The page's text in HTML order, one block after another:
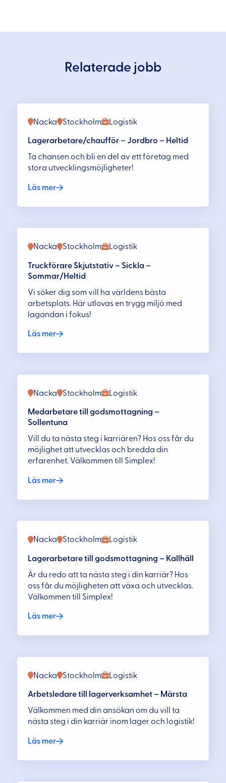
Relaterade jobb
Logistik
Nacka Stockholm
Lagerarbetare/chaufför – Jordbro – Heltid
Ta chansen och bli en del av ett företag med
stora utvecklingsmöjligheter!
Läs mer
Logistik
Nacka Stockholm
Truckförare Skjutstativ – Sickla –
Sommar/Heltid
Vi söker dig som vill ha världens bästa
arbetsplats. Här utlovas en trygg miljö med
lagandan i fokus!
Läs mer
Logistik
Nacka Stockholm
Medarbetare till godsmottagning –
Sollentuna
Vill du ta nästa steg i karriären? Hos oss får du
möjlighet att utvecklas och bredda din
erfarenhet. Välkommen till Simplex!
Läs mer
Logistik
Nacka Stockholm
Lagerarbetare till godsmottagning – Kallhäll
Är du redo att ta nästa steg i din karriär? Hos
oss får du möjligheten att växa och utvecklas.
Välkommen till Simplex!
Läs mer
Logistik
Nacka Stockholm
Arbetsledare till lagerverksamhet – Märsta
Välkommen med din ansökan om du vill ta
nästa steg i din karriär inom lager och logistik!
Läs mer